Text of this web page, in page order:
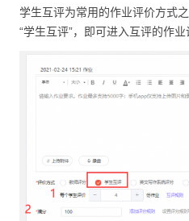
学生互评为常用的作业评价方式
“学生互评”，即可进入互评的作业